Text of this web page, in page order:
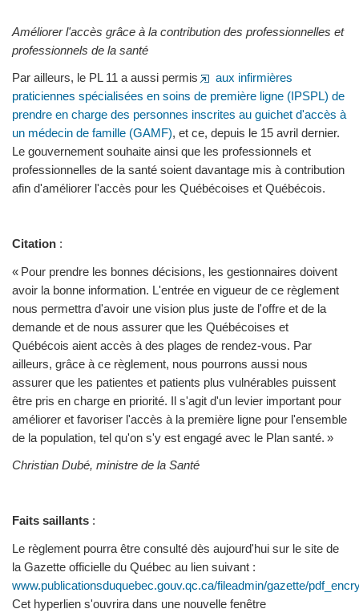
Améliorer l'accès grâce à la contribution des professionnelles et
professionnels de la santé
Par ailleurs, le PL 11 a aussi permis
aux infirmières
praticiennes spécialisées en soins de première ligne (IPSPL) de
prendre en charge des personnes inscrites au guichet d'accès à
un médecin de famille (GAMF), et ce, depuis le 15 avril dernier.
Le gouvernement souhaite ainsi que les professionnels et
professionnelles de la santé soient davantage mis à contribution
afin d'améliorer l'accès pour les Québécoises et Québécois.
Citation :
« Pour prendre les bonnes décisions, les gestionnaires doivent
avoir la bonne information. L'entrée en vigueur de ce règlement
nous permettra d'avoir une vision plus juste de l'offre et de la
demande et de nous assurer que les Québécoises et
Québécois aient accès à des plages de rendez-vous. Par
ailleurs, grâce à ce règlement, nous pourrons aussi nous
assurer que les patientes et patients plus vulnérables puissent
être pris en charge en priorité. Il s'agit d'un levier important pour
améliorer et favoriser l'accès à la première ligne pour l'ensemble
de la population, tel qu'on s'y est engagé avec le Plan santé. »
Christian Dubé, ministre de la Santé
Faits saillants :
Le règlement pourra être consulté dès aujourd'hui sur le site de
la Gazette officielle du Québec au lien suivant :
www.publicationsduquebec.gouv.qc.ca/fileadmin/gazette/
Cet hyperlien s'ouvrira dans une nouvelle fenêtre